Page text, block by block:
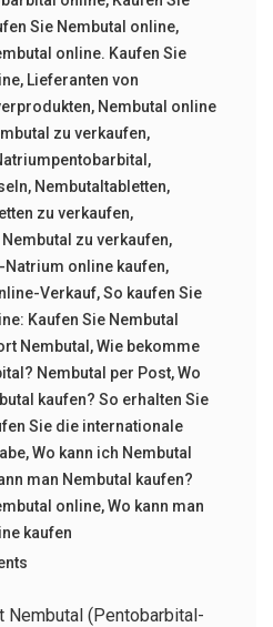
Sie Nembutal online,
online. Kaufen Sie
, Lieferanten von
, Nembutal online
zu verkaufen,
,
, Nembutaltabletten,
zu verkaufen,
zu verkaufen,
Natrium online kaufen,
Verkauf,So kaufen Sie
Kaufen Sie Nembutal
Nembutal ,Wie bekomme
Nembutal per Post,Wo
kaufen? So erhalten Sie
Sie die internationale
,Wo kann ich Nembutal
man Nembutal kaufen?
online,Wo kann man
kaufen
Nembutal (Pentobarbital-